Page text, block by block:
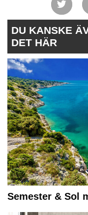
DU KANSKE
DET HÄR
Semester & Sol